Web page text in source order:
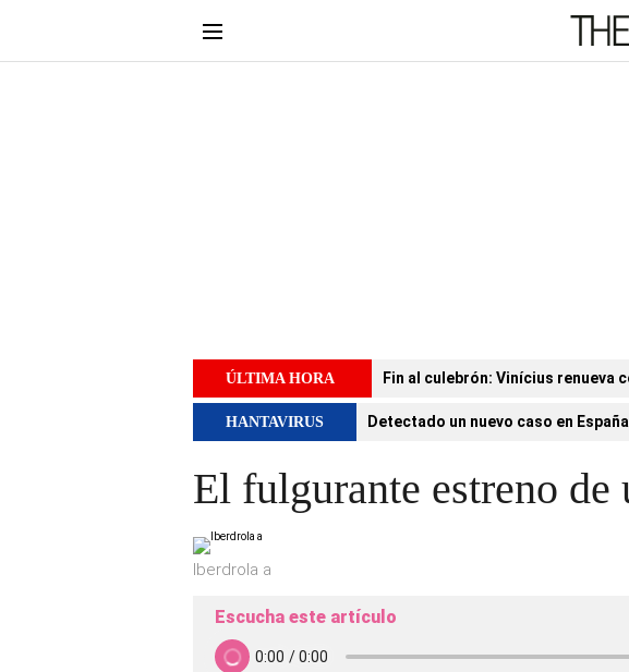
ÚLTIMA HORA Fin al culebrón: Vinícius renueva
HANTAVIRUS Detectado un nuevo caso en España
El fulgurante estreno
Iberdrola a
Escucha este artículo